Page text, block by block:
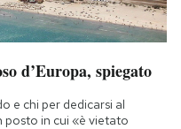
d’Europa, spiegato
e chi per dedicarsi al
in cui «è vietato